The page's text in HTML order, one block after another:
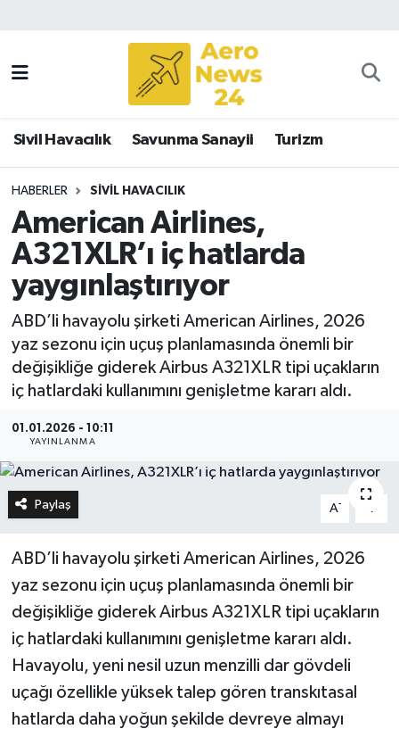
Sivil Havacılık Savunma Sanayii Turizm
HABERLER SIVIL HAVACILIK
American Airlines,
A321XLR’ı iç hatlarda
yaygınlaştırıyor
ABD’li havayolu şirketi American Airlines, 2026
yaz sezonu için uçuş planlamasında önemli bir
değişikliğe giderek Airbus A321XLR tipi uçakların
iç hatlardaki kullanımını genişletme kararı aldı.
01.01.2026 - 10:11
YAYINLANMA
Paylaş A-
ABD’li havayolu şirketi American Airlines, 2026
yaz sezonu için uçuş planlamasında önemli bir
değişikliğe giderek Airbus A321XLR tipi uçakların
iç hatlardaki kullanımını genişletme kararı aldı.
Havayolu, yeni nesil uzun menzilli dar gövdeli
uçağı özellikle yüksek talep gören transkıtasal
hatlarda daha yoğun şekilde devreye almayı